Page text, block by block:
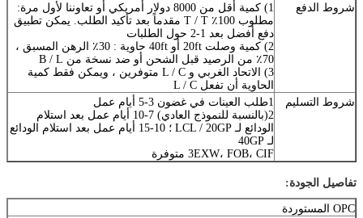
شروط الدفع
1) كمية أقل من 8000 دولار أمريكي أو تعاوننا لأول مرة:
مطلوب 100٪ T / T مقدماً بعد تأكيد الطلب. يمكن تطبيق
دفع أفضل بعد 1-2 حول الطلبات
2) كمية وصلت 20ft أو 40ft حاوية : 30٪ الرهن المسبق ،
70٪ من الرصيد قبل الشحن أو ضد نسخة من B / L
3) الاتحاد الغربي و L / C متوفرين ، ويمكن فقط كمية
الحاوية أن تفعل L / C
شروط التسليم
1طلب العينات في غضون 3-5 أيام عمل
2(بالنسبة للنموذج العادي) 7-10 أيام عمل بعد استلام
الودائع لـ LCL / 20GP ؛ 10-15 أيام عمل بعد استلام الودائع
لـ 40GP
3EXW، FOB، CIF متوفرة
تفاصيل الجودة:
OPC المستوردة